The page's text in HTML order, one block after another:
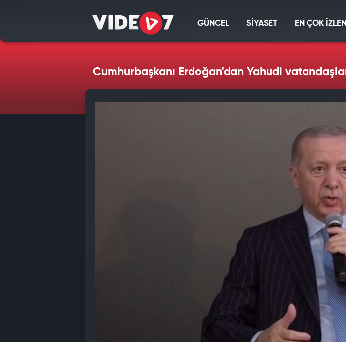
GÜNCEL SİYASET EN ÇOK
Cumhurbaşkanı Erdoğan'dan Yahudi